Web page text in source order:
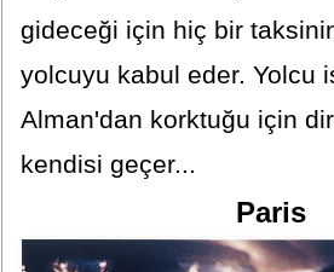
gideceği için hiç bir
yolcuyu kabul eder. Yolcu
Alman'dan korktuğu için
kendisi geçer...
Paris